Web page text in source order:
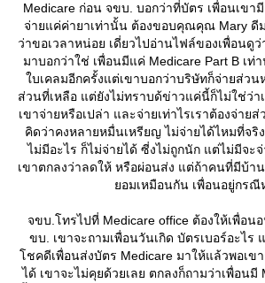
Medicare ก่อน จขบ. บอกว่าที่บัตร เพื่อนเขา
จ่ายแค่ค่ายาเท่านั้น ต้องขอบคุณคุณ Mary ดี
ว่าขอเวลาหน่อย เดี่ยวไปอ่านไฟล์ของเพื่อนดูว่
มาบอกว่าใช่ เพื่อนมีแค่ Medicare Part B เท่
บเคลมอีกครั้งแต่เขาบอกว่าบริษัทก็จ่ายส่ว
ส่วนที่เหลือ แต่ยังไม่ทราบด้ข่าวแค่นี้ก็ไม่ใช่ว่าเ
เขาจ่ายหรือเปล่า และจ่ายเท่าไรเราต้องจ่าย
คิดว่าคงหลายหมื่นเหรียญ ไม่จ่ายได้ไหมที่จริ
ไม่มีอะไร ก็ไม่จ่ายได้ ซี่งไม่ถูกนัก แต่ไม่มีจะ
เขาตกลงว่าลดให้ หรือผ่อนส่ง แต่ถ้าคนที่มีบ้า
อมเหมือนกัน เพื่อนอยู่กรณี
จขบ.โทรไปที่ Medicare office ต้องให้เพื่อน
ขบ. เขาจะถามเพื่อนวันเกิด บัตรเบอร์อะไ
ชคดีเพื่อนส่งบัตร Medicare มาให้แล้วพอเข
ได้ เขาจะไม่คุยด้วยเลย ตกลงก็ถามว่าเพื่อนมี